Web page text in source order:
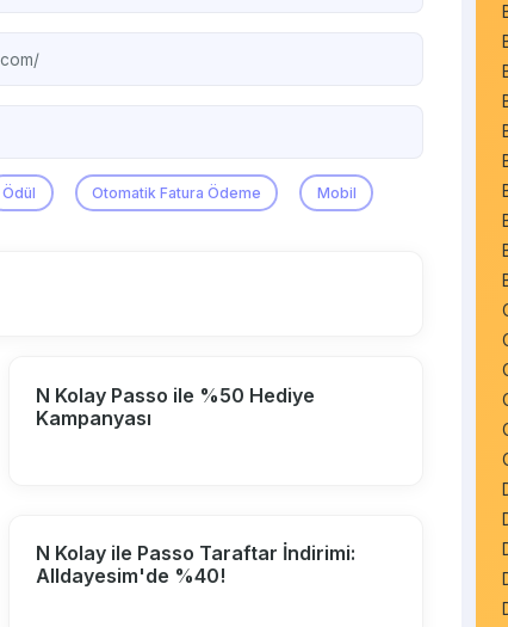
Ödül Otomatik Fatura Ödeme Mobil
N Kolay Passo ile %50 Hediye
Kampanyası
N Kolay ile Passo Taraftar İndirimi:
Alldayesim'de %40!